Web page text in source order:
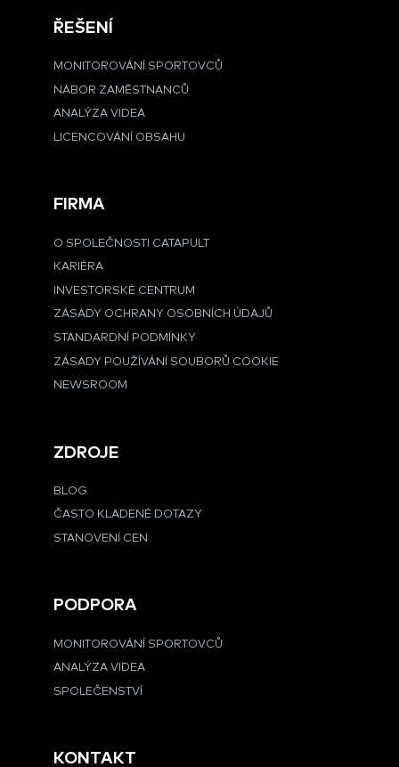
ŘEŠENÍ
MONITOROVÁNÍ SPORTOVCŮ
NÁBOR ZAMĚSTNANCŮ
ANALÝZA VIDEA
LICENCOVÁNÍ OBSAHU
FIRMA
O SPOLEČNOSTI CATAPULT
KARIÉRA
INVESTORSKÉ CENTRUM
ZÁSADY OCHRANY OSOBNÍCH ÚDAJŮ
STANDARDNÍ PODMÍNKY
ZÁSADY POUŽÍVÁNÍ SOUBORŮ COOKIE
NEWSROOM
ZDROJE
BLOG
ČASTO KLADENÉ DOTAZY
STANOVENÍ CEN
PODPORA
MONITOROVÁNÍ SPORTOVCŮ
ANALÝZA VIDEA
SPOLEČENSTVÍ
KONTAKT